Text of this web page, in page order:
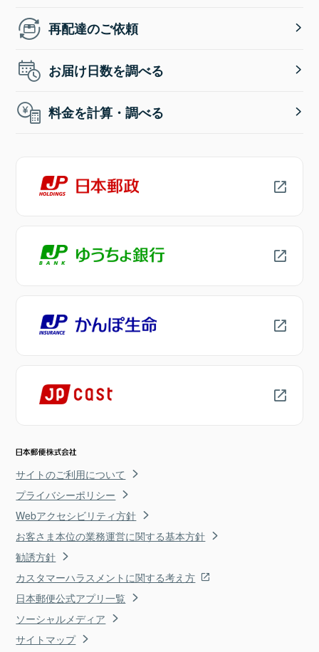
再配達のご依頼
お届け日数を調べる
料金を計算・調べる
サイトのご利用について
プライバシーポリシー
Webアクセシビリティ方針
お客さま本位の業務運営に関する基本方針
勧誘方針
カスタマーハラスメントに関する考え方
日本郵便公式アプリ一覧
ソーシャルメディア
サイトマップ